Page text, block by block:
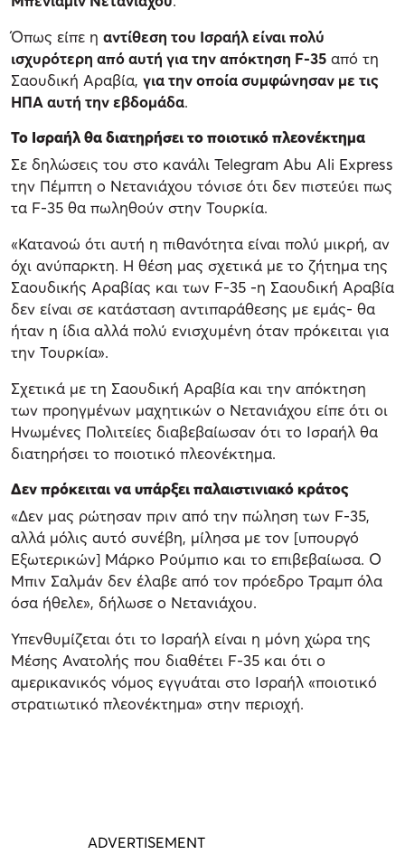
Όπως είπε η αντίθεση του Ισραήλ είναι πολύ
ισχυρότερη από αυτή για την απόκτηση F-35 από τη
Σαουδική Αραβία, για την οποία συμφώνησαν με τις
ΗΠΑ αυτή την εβδομάδα.
Το Ισραήλ θα διατηρήσει το ποιοτικό πλεονέκτημα
Σε δηλώσεις του στο κανάλι Telegram Abu Ali Express
την Πέμπτη ο Νετανιάχου τόνισε ότι δεν πιστεύει πως
τα F-35 θα πωληθούν στην Τουρκία.
«Κατανοώ ότι αυτή η πιθανότητα είναι πολύ μικρή, αν
όχι ανύπαρκτη. Η θέση μας σχετικά με το ζήτημα της
Σαουδικής Αραβίας και των F-35 -η Σαουδική Αραβία
δεν είναι σε κατάσταση αντιπαράθεσης με εμάς- θα
ήταν η ίδια αλλά πολύ ενισχυμένη όταν πρόκειται για
την Τουρκία».
Σχετικά με τη Σαουδική Αραβία και την απόκτηση
των προηγμένων μαχητικών o Νετανιάχου είπε ότι οι
Ηνωμένες Πολιτείες διαβεβαίωσαν ότι το Ισραήλ θα
διατηρήσει το ποιοτικό πλεονέκτημα.
Δεν πρόκειται να υπάρξει παλαιστινιακό κράτος
«Δεν μας ρώτησαν πριν από την πώληση των F-35,
αλλά μόλις αυτό συνέβη, μίλησα με τον [υπουργό
Εξωτερικών] Μάρκο Ρούμπιο και το επιβεβαίωσα. Ο
Μπιν Σαλμάν δεν έλαβε από τον πρόεδρο Τραμπ όλα
όσα ήθελε», δήλωσε ο Νετανιάχου.
Υπενθυμίζεται ότι το Ισραήλ είναι η μόνη χώρα της
Μέσης Ανατολής που διαθέτει F-35 και ότι ο
αμερικανικός νόμος εγγυάται στο Ισραήλ «ποιοτικό
στρατιωτικό πλεονέκτημα» στην περιοχή.